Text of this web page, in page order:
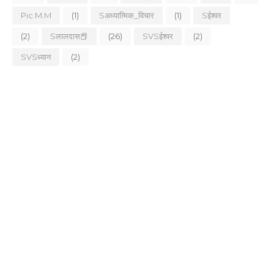
Pic.m.m (1) Sअध्यात्मिक_विचार (1) Sईश्वर
(2) Sलालदास📕 (26) SVSईश्वर (2)
SVSध्यान (2)